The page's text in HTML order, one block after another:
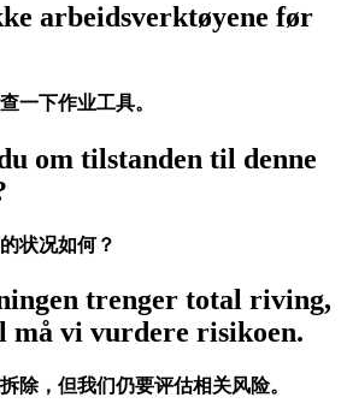
arbeidsverktøyene før
一下作业工具。
om tilstanden til denne
状况如何？
trenger total riving,
må vi vurdere risikoen.
除，但我们仍要评估相关风险。